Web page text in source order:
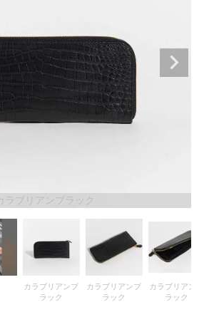
ドキーワード #キーワ #キー
ラブリアンブラック
カラブリアンブ
ラック
カラブリアンブ
ラック
カラブリアンブ
ラック